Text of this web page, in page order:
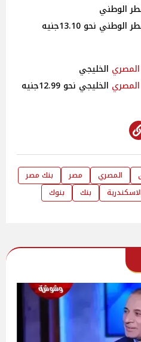
الوطني
فى بنك قطر الوطني نحو 13.10جنيه
المصري الخليجي
المصري
الخليجي نحو 12.99جنيه
المصري مصر
بنك مصر
بنك بنوك